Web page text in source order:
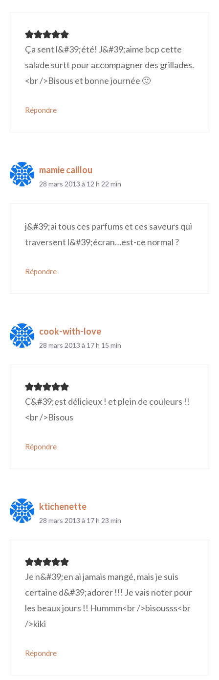
Ça sent l&#39;été! J&#39;aime bcp cette
salade surtt pour accompagner des grillades.
<br />Bisous et bonne journée 🙂
Répondre
mamie caillou
28 mars 2013 à 12 h 22 min
j&#39;ai tous ces parfums et ces saveurs qui
traversent l&#39;écran…est-ce normal ?
Répondre
cook-with-love
28 mars 2013 à 17 h 15 min
C&#39;est délicieux ! et plein de couleurs !!
<br />Bisous
Répondre
ktichenette
28 mars 2013 à 17 h 23 min
Je n&#39;en ai jamais mangé, mais je suis
certaine d&#39;adorer !!! Je vais noter pour
les beaux jours !! Hummm<br />bisousss<br
/>kiki
Répondre